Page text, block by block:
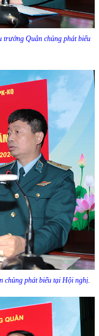
trưởng Quân chủng phát biểu
phát biểu tại Hội nghị.